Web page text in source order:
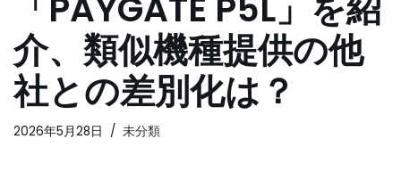
ッ
プ
介、類似機種提供の他
社との差別化は？
2026年5月28日 未分類